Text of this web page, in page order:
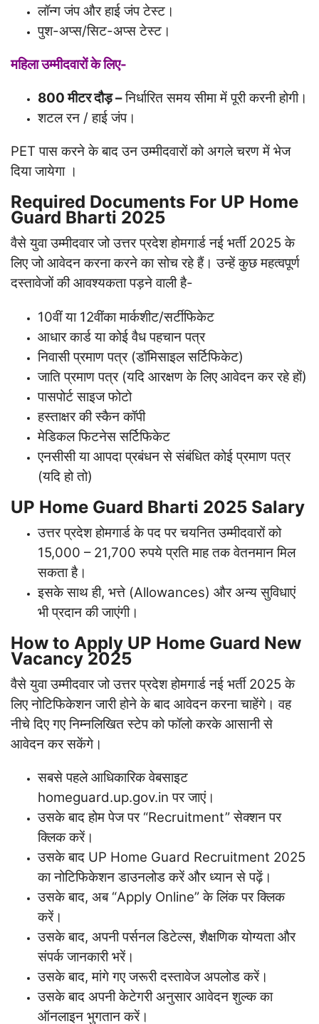
लॉन्ग जंप और हाई जंप टेस्ट।
पुश-अप्स/सिट-अप्स टेस्ट।
महिला उम्मीदवारों के लिए-
800 मीटर दौड़ –निर्धारित समय सीमा में पूरी करनी होगी।
शटल रन / हाई जंप।
PET पास करने के बाद उन उम्मीदवारों को अगले चरण में भेज
दिया जायेगा ।
Required Documents For UP Home
Guard Bharti 2025
वैसे युवा उम्मीदवार जो उत्तर प्रदेश होमगार्ड नई भर्ती 2025 के
लिए जो आवेदन करना करने का सोच रहे हैं। उन्हें कुछ महत्वपूर्ण
दस्तावेजों की आवश्यकता पड़ने वाली है-
10वीं या 12वींका मार्कशीट/सर्टीफिकेट
आधार कार्ड या कोई वैध पहचान पत्र
निवासी प्रमाण पत्र (डॉमिसाइल सर्टिफिकेट)
जाति प्रमाण पत्र (यदि आरक्षण के लिए आवेदन कर रहे हों)
पासपोर्ट साइज फोटो
हस्ताक्षर की स्कैन कॉपी
मेडिकल फिटनेस सर्टिफिकेट
एनसीसी या आपदा प्रबंधन से संबंधित कोई प्रमाण पत्र
(यदि हो तो)
UP Home Guard Bharti 2025 Salary
उत्तर प्रदेश होमगार्ड के पद पर चयनित उम्मीदवारों को
15,000 – 21,700 रुपये प्रति माह तक वेतनमान मिल
सकता है।
इसके साथ ही, भत्ते (Allowances) और अन्य सुविधाएं
भी प्रदान की जाएंगी।
How to Apply UP Home Guard New
Vacancy 2025
वैसे युवा उम्मीदवार जो उत्तर प्रदेश होमगार्ड नई भर्ती 2025 के
लिए नोटिफिकेशन जारी होने के बाद आवेदन करना चाहेंगे। वह
नीचे दिए गए निम्नलिखित स्टेप को फॉलो करके आसानी से
आवेदन कर सकेंगे।
सबसे पहले आधिकारिक वेबसाइट
homeguard.up.gov.in पर जाएं।
उसके बाद होम पेज पर “Recruitment” सेक्शन पर
क्लिक करें।
उसके बाद UP Home Guard Recruitment 2025
का नोटिफिकेशन डाउनलोड करें और ध्यान से पढ़ें।
उसके बाद, अब “Apply Online” के लिंक पर क्लिक
करें।
उसके बाद, अपनी पर्सनल डिटेल्स, शैक्षणिक योग्यता और
संपर्क जानकारी भरें।
उसके बाद, मांगे गए जरूरी दस्तावेज अपलोड करें।
उसके बाद अपनी केटेगरी अनुसार आवेदन शुल्क का
ऑनलाइन भुगतान करें।